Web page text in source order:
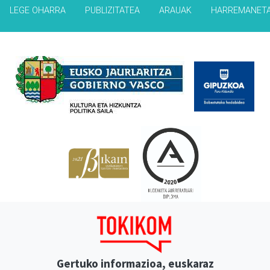
LEGE OHARRA PUBLIZITATEA ARAUAK
Gertuko informazioa, euskaraz